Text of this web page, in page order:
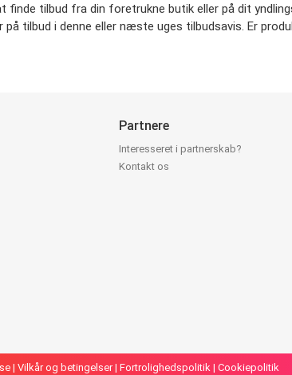
tilbud fra din foretrukne butik eller på dit
tilbud i denne eller næste uges tilbudsavis. Er
Partnere
Interesseret i partnerskab?
Kontakt os
| Vilkår og betingelser| Fortrolighedspolitik | Cookiepolitik